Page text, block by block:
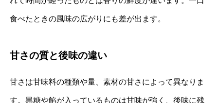
食べたときの風味の広がりにも差が出ます。
甘さの質と後味の違い
甘さは甘味料の種類や量、素材の甘さによって異なりま
す。黒糖や餡が入っているものは甘味が強く、後味に残